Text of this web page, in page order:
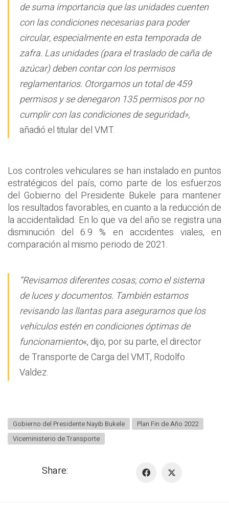
de suma importancia que las unidades cuenten
con las condiciones necesarias para poder
circular, especialmente en esta temporada de
zafra. Las unidades (para el traslado de caña de
azúcar) deben contar con los permisos
reglamentarios. Otorgamos un total de 459
permisos y se denegaron 135 permisos por no
cumplir con las condiciones de seguridad»,
añadió el titular del VMT.
Los controles vehiculares se han instalado en puntos
estratégicos del país, como parte de los esfuerzos
del Gobierno del Presidente Bukele para mantener
los resultados favorables, en cuanto a la reducción de
la accidentalidad. En lo que va del año se registra una
disminución del 6.9 % en accidentes viales, en
comparación al mismo periodo de 2021.
“Revisamos diferentes cosas, como el sistema
de luces y documentos. También estamos
revisando las llantas para asegurarnos que los
vehículos estén en condiciones óptimas de
funcionamiento«, dijo, por su parte, el director
de Transporte de Carga del VMT, Rodolfo
Valdez.
Gobierno del Presidente Nayib Bukele
Plan Fin de Año 2022
Viceministerio de Transporte
Share: